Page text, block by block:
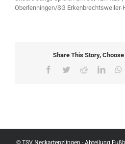
Oberlenningen/SG Erkenbrechtsweiler-
Share This Story,
Facebook
TwitterReddit
© TSV Neckartenzlingen - Abteilung